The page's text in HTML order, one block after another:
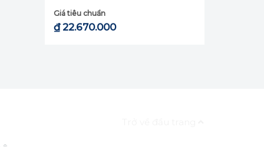
Giá tiêu chuẩn
₫22.670.000